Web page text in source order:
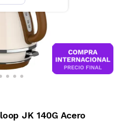
JK 140G Acero